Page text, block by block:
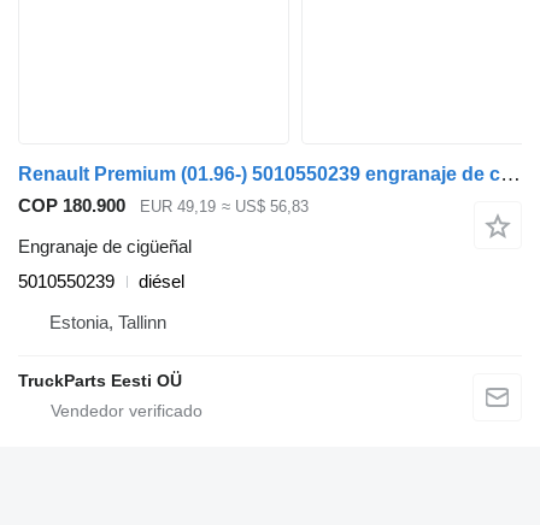
Renault Premium (01.96-) 5010550239 engranaje de cigüeñal para Renault Premium, Premium 2 (1996-2014) cabeza tractora
COP 180.900 EUR 49,19 ≈ US$ 56,83
Engranaje de cigüeñal
5010550239
diésel
Estonia, Tallinn
TruckParts Eesti OÜ